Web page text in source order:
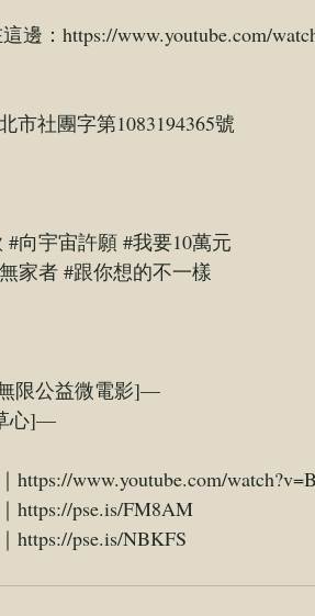
邊： https://www.youtube.com/
市社團字第1083194365號
#向宇宙許願 #我要10萬元
家者 #跟你想的不一樣
限公益微電影]—
心]—
https://www.youtube.com/
https://pse.is/FM8AM
https://pse.is/NBKFS